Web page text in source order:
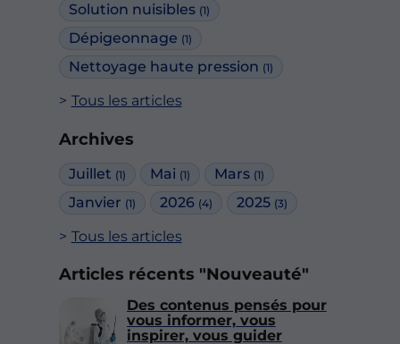
Solution nuisibles (1)
Dépigeonnage (1)
Nettoyage haute pression (1)
Tous les articles
Archives
Juillet (1) Mai (1) Mars (1)
Janvier (1) 2026 (4) 2025 (3)
Tous les articles
Articles récents "Nouveauté"
Des contenus pensés pour
vous informer, vous
inspirer, vous guider